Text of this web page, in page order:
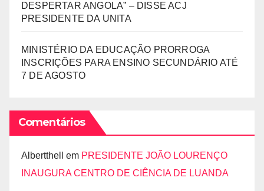
DESPERTAR ANGOLA” – DISSE ACJ
PRESIDENTE DA UNITA
MINISTÉRIO DA EDUCAÇÃO PRORROGA
INSCRIÇÕES PARA ENSINO SECUNDÁRIO ATÉ
7 DE AGOSTO
Comentários
Albertthell em PRESIDENTE JOÃO LOURENÇO
INAUGURA CENTRO DE CIÊNCIA DE LUANDA